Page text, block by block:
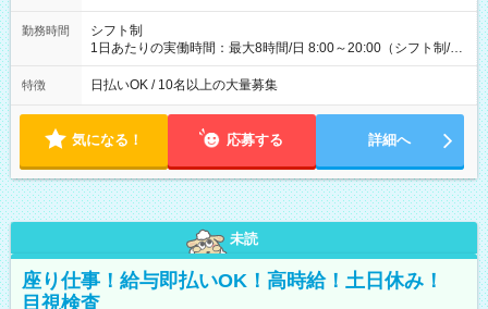
勤務時間
シフト制
1日あたりの実働時間：最大8時間/日 8:00～20:00（シフト制/実
働8時間） ※週5日勤務（場所次第では週4も有り） ※配達状況
によって時間外での勤務可能性有り ※案件により多少の前後あ
特徴 日払いOK / 10名以上の大量募集
気になる！ 応募する 詳細へ
未読
座り仕事！給与即払いOK！高時給！土日休み！
目視検査